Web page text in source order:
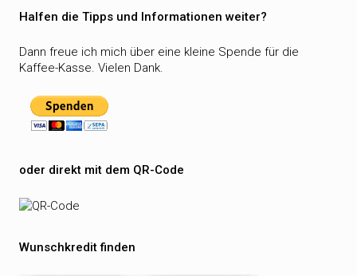
Halfen die Tipps und Informationen weiter?
Dann freue ich mich über eine kleine Spende für die
Kaffee-Kasse. Vielen Dank.
oder direkt mit dem QR-Code
Wunschkredit finden